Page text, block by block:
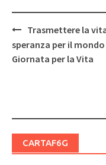
Post
navigation
Trasmettere la
speranza per il mondo
Giornata per la Vita
CARTAF6G